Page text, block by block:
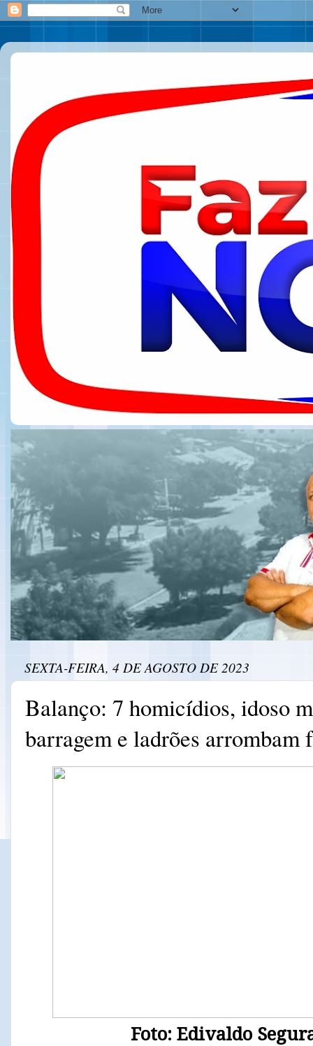
SEXTA-FEIRA, 4 DE AGOSTO DE 2023
Balanço: 7 homicídios, idoso
barragem e ladrões arrombam
Foto: Edivaldo